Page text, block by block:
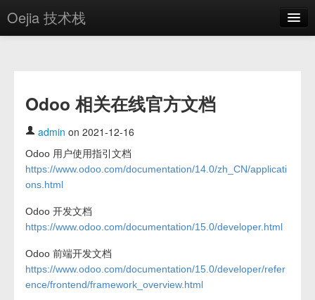
Oejia 技术栈
方案
OE学院
分享
关于
编辑器
登录
Odoo 相关在线官方文档
admin on 2021-12-16
Odoo 用户使用指引文档
https://www.odoo.com/documentation/14.0/zh_CN/applicati
ons.html
Odoo 开发文档
https://www.odoo.com/documentation/15.0/developer.html
Odoo 前端开发文档
https://www.odoo.com/documentation/15.0/developer/refer
ence/frontend/framework_overview.html